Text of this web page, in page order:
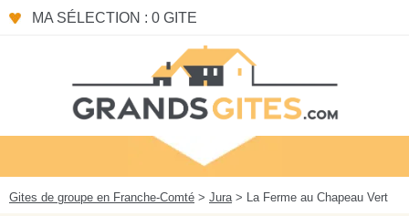
MA SÉLECTION : 0 GITE
Gites de groupe en Franche-Comté > Jura> La Ferme au Chapeau Vert
Panneau de gestion des cookies